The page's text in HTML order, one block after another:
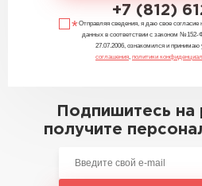
+7 (812)
Отправляя сведения, я даю свое
данных в соответствии с законом
27.07.2006, ознакомился и принимаю
соглашения политики
Подпишитесь
получите